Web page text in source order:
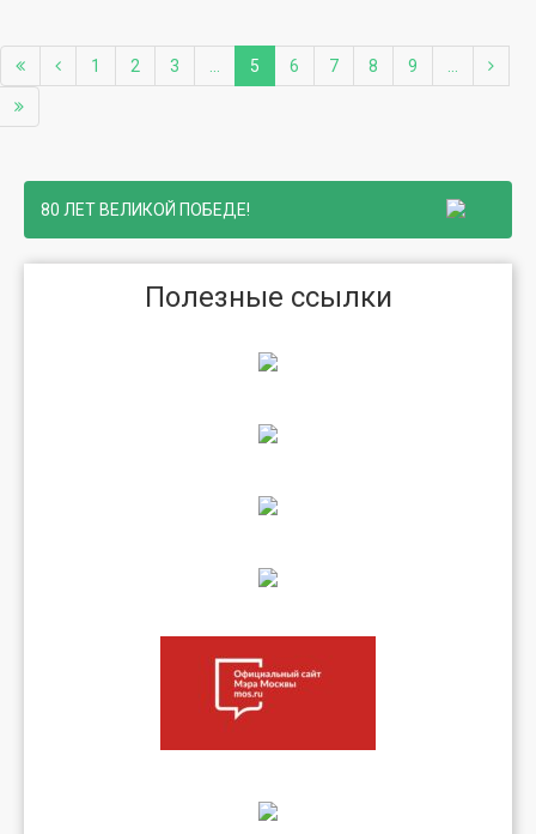
1 2 3 5 6 7 8 9
80 ЛЕТ ВЕЛИКОЙ ПОБЕДЕ!
Полезные ссылки